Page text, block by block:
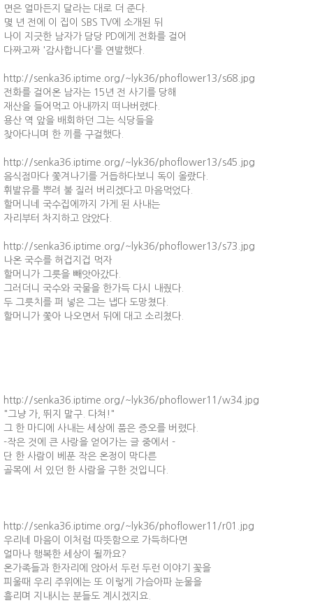
면은 얼마든지 달라는 대로 더 준다.
몇 년 전에 이 집이 SBS TV에 소개된 뒤
나이 지긋한 남자가 담당 PD에게 전화를 걸어
다짜고짜 '감사합니다'를 연발했다.
http://senka36.iptime.org/~lyk36/phoflower13/s68.jpg
전화를 걸어온 남자는 15년 전 사기를 당해
재산을 들어먹고 아내까지 떠나버렸다.
용산 역 앞을 배회하던 그는 식당들을
찾아다니며 한 끼를 구걸했다.
http://senka36.iptime.org/~lyk36/phoflower13/s45.jpg
음식점마다 쫓겨나기를 거듭하다보니 독이 올랐다.
휘발유를 뿌려 불 질러 버리겠다고 마음먹었다.
할머니네 국수집에까지 가게 된 사내는
자리부터 차지하고 앉았다.
http://senka36.iptime.org/~lyk36/phoflower13/s73.jpg
나온 국수를 허겁지겁 먹자
할머니가 그릇을 빼앗아갔다.
그러더니 국수와 국물을 한가득 다시 내줬다.
두 그릇치를 퍼 넣은 그는 냅다 도망쳤다.
할머니가 쫓아 나오면서 뒤에 대고 소리쳤다.
http://senka36.iptime.org/~lyk36/phoflower11/w34.jpg
"그냥 가, 뛰지 말구. 다쳐!"
그 한 마디에 사내는 세상에 품은 증오를 버렸다.
-작은 것에 큰 사랑을 얻어가는 글 중에서 -
단 한 사람이 베푼 작은 온정이 막다른
골목에 서 있던 한 사람을 구한 것입니다.
http://senka36.iptime.org/~lyk36/phoflower11/r01.jpg
우리네 마음이 이처럼 따뜻함으로 가득하다면
얼마나 행복한 세상이 될까요?
온가족들과 한자리에 앉아서 두런 두런 이야기 꽃을
피울때 우리 주위에는 또 이렇게 가슴아파 눈물을
흘리며 지내시는 분들도 계시겠지요.